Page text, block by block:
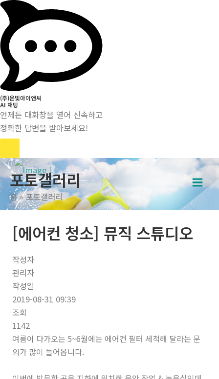
(주)온빛아이앤씨
AI 채팅
언제든 대화창을 열어 신속하고
정확한 답변을 받아보세요!
콘
텐
츠
Main
포토갤러리
홈 포토갤러리
[에어컨 청소] 뮤직 스튜디오
작성자
관리자
작성일
2019-08-31 09:39
조회
1142
여름이 다가오는 5~6월에는 에어컨 필터 세척해 달라는 문
의가 많이 들어옵니다.